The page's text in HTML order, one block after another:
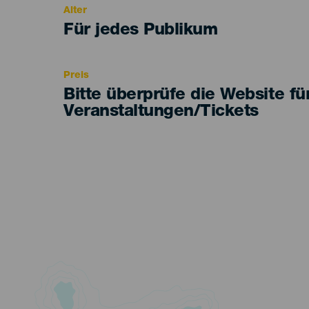
Alter
Edad
Für jedes Publikum
Preis
Bitte überprüfe die Website
Veranstaltungen/Tickets